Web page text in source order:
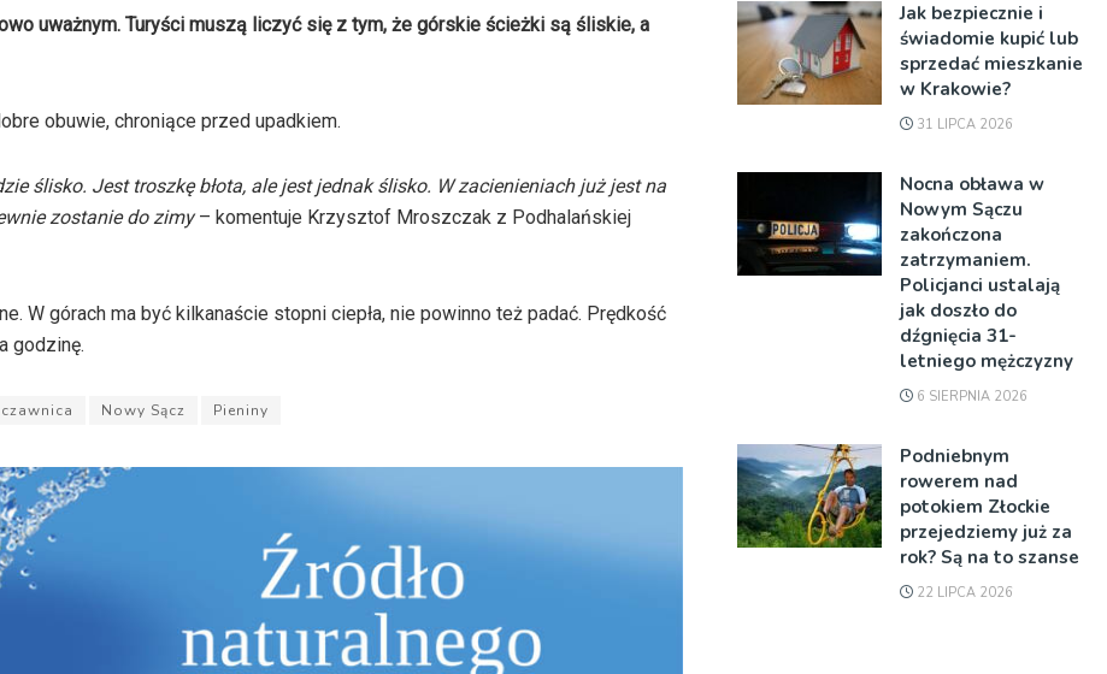
uważnym. Turyści muszą liczyć się z tym, że górskie ścieżki są śliskie, a
obuwie, chroniące przed upadkiem.
ślisko. Jest troszkę błota, ale jest jednak ślisko. W zacienieniach już jest na
zostanie do zimy– komentuje Krzysztof Mroszczak z Podhalańskiej
W górach ma być kilkanaście stopni ciepła, nie powinno też padać. Prędkość
godzinę.
Nowy Sącz Pieniny
Jak bezpiecznie i
świadomie kupić lub
sprzedać mieszkanie
w Krakowie?
31 LIPCA 2026
Nocna obława w
Nowym Sączu
zakończona
zatrzymaniem.
Policjanci ustalają
jak doszło do
dźgnięcia 31-
letniego mężczyzny
6 SIERPNIA 2026
Podniebnym
rowerem nad
potokiem Złockie
przejedziemy już za
rok? Są na to szanse
22 LIPCA 2026